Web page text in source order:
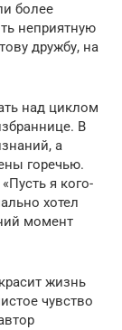
более
неприятную
дружбу, на
над циклом
В
а
горечью.
я кого-
хотел
момент
жизнь
чувство